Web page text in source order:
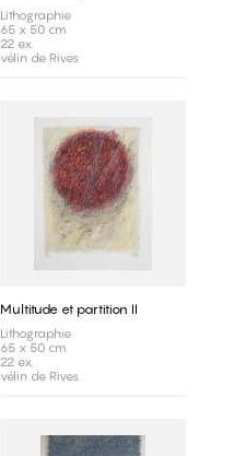
Lithographie
65 x 50 cm
22 ex.
vélin de Rives
Multitude et partition II
Lithographie
65 x 50 cm
22 ex.
vélin de Rives